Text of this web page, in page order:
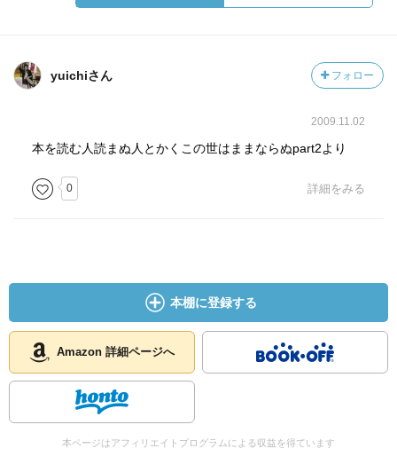
yuichiさん フォロー
2009.11.02
本を読む人読まぬ人とかくこの世はままならぬpart2より
0 詳細をみる
本棚に登録する
Amazon 詳細ページへ
本ページはアフィリエイトプログラムによる収益を得ています